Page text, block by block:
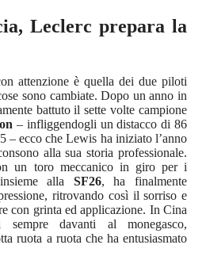
Leclerc prepara la
attenzione è quella dei due piloti
sono cambiate. Dopo un anno in
battuto il sette volte campione
– infliggendogli un distacco di 86
– ecco che Lewis ha iniziato l’anno
alla sua storia professionale.
un toro meccanico in giro per i
alla SF26, ha finalmente
ritrovando così il sorriso e
con grinta ed applicazione. In Cina
davanti al monegasco,
ruota a ruota che ha entusiasmato